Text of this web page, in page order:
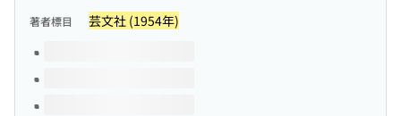
著者標目 芸文社 (1954年)
このタイトルの巻号